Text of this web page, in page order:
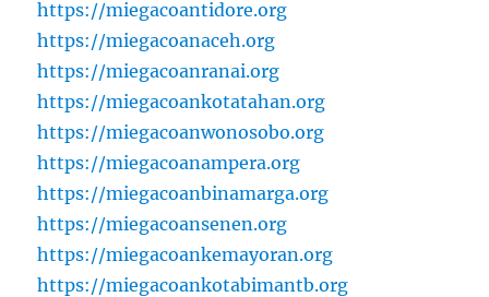
https://miegacoantidore.org
https://miegacoanaceh.org
https://miegacoanranai.org
https://miegacoankotatahan.org
https://miegacoanwonosobo.org
https://miegacoanampera.org
https://miegacoanbinamarga.org
https://miegacoansenen.org
https://miegacoankemayoran.org
https://miegacoankotabimantb.org